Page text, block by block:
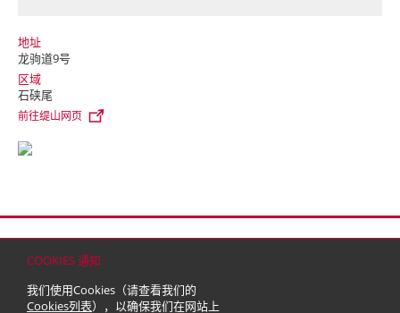
COOKIES 通知
我们使用Cookies（请查看我们的
Cookies列表），以确保我们在网站上
地址
龙驹道9号
区域
石硖尾
前往缇山网页
© 2026 嘉里建设有限公司 (于百慕达注册成立之有限公司)